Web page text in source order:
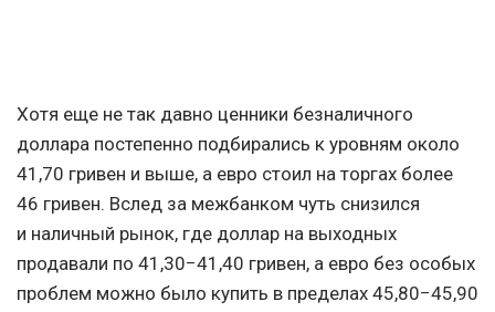
Хотя еще не так давно ценники безналичного
доллара постепенно подбирались к уровням около
41,70 гривен и выше, а евро стоил на торгах более
46 гривен. Вслед за межбанком чуть снизился
и наличный рынок, где доллар на выходных
продавали по 41,30−41,40 гривен, а евро без особых
проблем можно было купить в пределах 45,80−45,90